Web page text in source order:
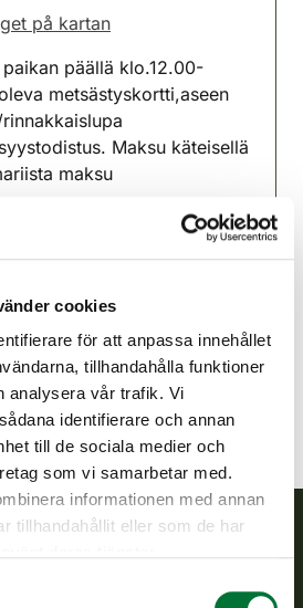
cookies
för att anpassa innehållet
tillhandahålla funktioner
analysera vår trafik. Vi
identifierare och annan
till de sociala medier och
som vi samarbetar med.
informationen med annan
tillhandahållit eller som de har
på kartan
päällä klo.12.00-
metsästyskortti,aseen
Maksu käteisellä
maksu